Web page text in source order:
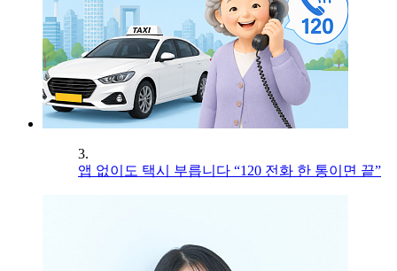
3.
앱 없이도 택시 부릅니다 “120 전화 한 통이면 끝”